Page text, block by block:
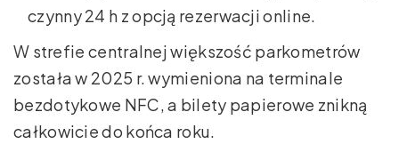
czynny 24 h z opcją rezerwacji online.
W strefie centralnej większość parkometrów
została w 2025 r. wymieniona na terminale
bezdotykowe NFC, a bilety papierowe znikną
całkowicie do końca roku.